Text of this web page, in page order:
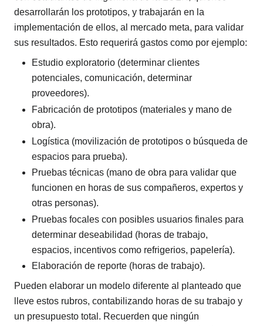
desarrollarán los prototipos, y trabajarán en la
implementación de ellos, al mercado meta, para validar
sus resultados. Esto requerirá gastos como por ejemplo:
Estudio exploratorio (determinar clientes
potenciales, comunicación, determinar
proveedores).
Fabricación de prototipos (materiales y mano de
obra).
Logística (movilización de prototipos o búsqueda de
espacios para prueba).
Pruebas técnicas (mano de obra para validar que
funcionen en horas de sus compañeros, expertos y
otras personas).
Pruebas focales con posibles usuarios finales para
determinar deseabilidad (horas de trabajo,
espacios, incentivos como refrigerios, papelería).
Elaboración de reporte (horas de trabajo).
Pueden elaborar un modelo diferente al planteado que
lleve estos rubros, contabilizando horas de su trabajo y
un presupuesto total. Recuerden que ningún